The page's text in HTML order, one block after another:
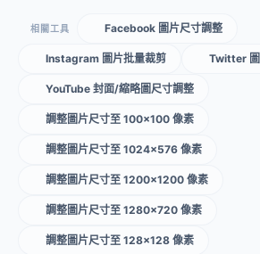
相關工具 Facebook 圖片尺寸調整
Instagram 圖片批量裁剪 Twitter
YouTube 封面/縮略圖尺寸調整
調整圖片尺寸至 100×100 像素
調整圖片尺寸至 1024×576 像素
調整圖片尺寸至 1200×1200 像素
調整圖片尺寸至 1280×720 像素
調整圖片尺寸至 128×128 像素